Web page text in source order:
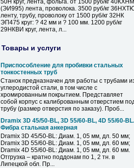
50Н круг, лента, фольга. от 1500 руб/кг 40КХНМ
(ЭИ995) лента, проволока. 3500 руб/кг
ленту, трубу, проволоку от 1500 руб/кг 32НК
ЭП475 круг: ? 42 мм и ? 100 мм. 1200 руб/кг
29НКВИ круг, лента, л...
Товары и услуги
Приспособление для пробивки стальных
тонкостенных труб
Станок предназначен для работы с трубами
углеродистой стали, в том числе с
хромированным покрытием. Представляет
собой корпус с калиброванным отверстием
трубу (размер отверстия по заказу). Проб...
Dramix 3D 45/50-BL, 3D 55/60-BL, 4D 55/60-BL.
Фибра стальная анкерная
Dramix 3D 45/50-BL: Диам. 1, 05 мм, дл. 50 мм;
Dramix 3D 55/60-BL: Диам. 1, 05 мм, дл. 60 мм;
Dramix 4D 55/60-BL: Диам. 1, 05 мм, дл. 60 мм.
Отгрузка – кратно поддонам по 1, 2 тн. в
Липецкой обл. Пр...